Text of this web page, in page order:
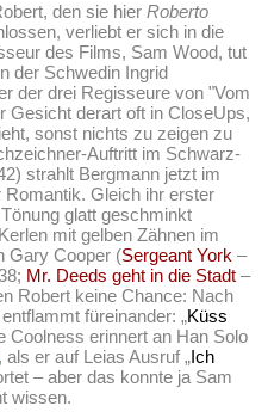
den sie hierRoberto
verliebt er sich in die
des Films, Sam Wood, tut
der Schwedin Ingrid
der drei Regisseure von "Vom
Gesicht derart oft in CloseUps,
sonst nichts zu zeigen zu
Auftritt im Schwarz-
strahlt Bergmann jetzt im
Romantik. Gleich ihr erster
glatt geschminkt
mit gelben Zähnen im
Gary Cooper (Sergeant York –
Mr. Deeds geht in die Stadt –
Robert keine Chance: Nach
füreinander: „Küss
Coolness erinnert an Han Solo
, als er auf Leias Ausruf „Ich
– aber das konnte ja Sam
wissen.